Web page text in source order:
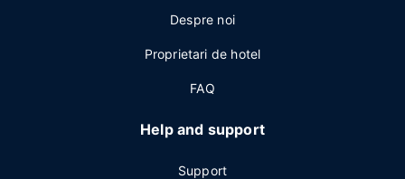
Despre noi
Proprietari de hotel
FAQ
Help and support
Support